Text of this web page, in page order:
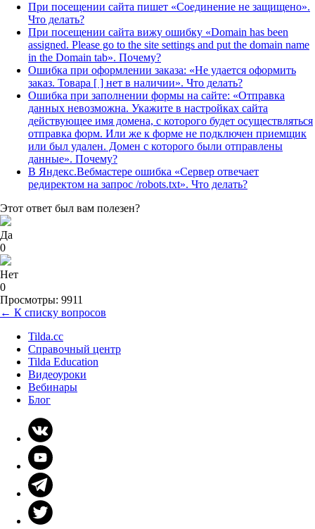
При посещении сайта пишет «Соединение не защищено».
Что делать?
При посещении сайта вижу ошибку «Domain has been
assigned. Please go to the site settings and put the domain name
in the Domain tab». Почему?
Ошибка при оформлении заказа: «Не удается оформить
заказ. Товара [ ] нет в наличии». Что делать?
Ошибка при заполнении формы на сайте: «Отправка
данных невозможна. Укажите в настройках сайта
действующее имя домена, с которого будет осуществляться
отправка форм. Или же к форме не подключен приемщик
или был удален. Домен с которого были отправлены
данные». Почему?
В Яндекс.Вебмастере ошибка «Сервер отвечает
редиректом на запрос /robots.txt». Что делать?
Этот ответ был вам полезен?
Да
0
Нет
0
Просмотры: 9911
← К списку вопросов
Tilda.cc
Справочный центр
Tilda Education
Видеоуроки
Вебинары
Блог